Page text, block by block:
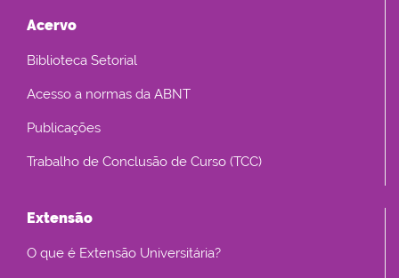
Acervo
Biblioteca Setorial
Acesso a normas da ABNT
Publicações
Trabalho de Conclusão de Curso (TCC)
Extensão
O que é Extensão Universitária?